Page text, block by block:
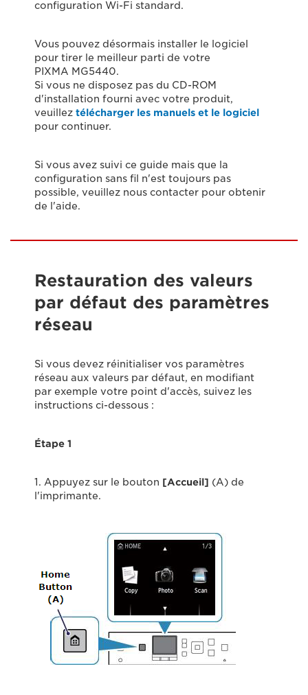
configuration Wi-Fi standard.
Vous pouvez désormais installer le logiciel
pour tirer le meilleur parti de votre
PIXMA MG5440.
Si vous ne disposez pas du CD-ROM
d'installation fourni avec votre produit,
veuillez télécharger les manuels et le logiciel
pour continuer.
Si vous avez suivi ce guide mais que la
configuration sans fil n'est toujours pas
possible, veuillez nous contacter pour obtenir
de l'aide.
Restauration des valeurs
par défaut des paramètres
réseau
Si vous devez réinitialiser vos paramètres
réseau aux valeurs par défaut, en modifiant
par exemple votre point d'accès, suivez les
instructions ci-dessous :
Étape 1
1. Appuyez sur le bouton [Accueil] (A) de
l'imprimante.